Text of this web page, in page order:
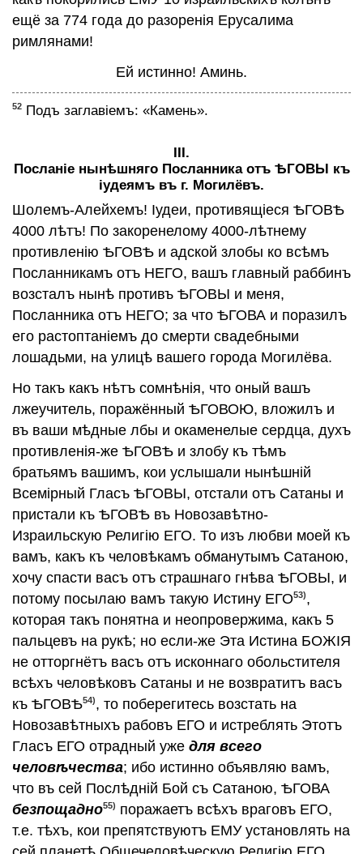
ещё за 774 года до разоренiя Ерусалима
римлянами!
Ей истинно! Аминь.
52 Подъ заглавiемъ: «Камень».
III.
Посланiе нынѣшняго Посланника отъ ѢГОВЫ къ
iудеямъ въ г. Могилёвъ.
Шолемъ-Алейхемъ! Iудеи, противящiеся ѢГОВѢ
4000 лѣтъ! По закоренелому 4000-лѣтнему
противленiю ѢГОВѢ и адской злобы ко всѣмъ
Посланникамъ отъ НЕГО, вашъ главный раббинъ
возсталъ нынѣ противъ ѢГОВЫ и меня,
Посланника отъ НЕГО; за что ѢГОВА и поразилъ
его растоптанiемъ до смерти свадебными
лошадьми, на улицѣ вашего города Могилёва.
Но такъ какъ нѣтъ сомнѣнiя, что оный вашъ
лжеучитель, поражённый ѢГОВОЮ, вложилъ и
въ ваши мѣдные лбы и окаменелые сердца, духъ
противленiя-же ѢГОВѢ и злобу къ тѣмъ
братьямъ вашимъ, кои услышали нынѣшнiй
Всемiрный Гласъ ѢГОВЫ, отстали отъ Сатаны и
пристали къ ѢГОВѢ въ Новозавѣтно-
Израильскую Религiю ЕГО. То изъ любви моей къ
вамъ, какъ къ человѣкамъ обманутымъ Сатаною,
хочу спасти васъ отъ страшнаго гнѣва ѢГОВЫ, и
потому посылаю вамъ такую Истину ЕГО53),
которая такъ понятна и неопровержима, какъ 5
пальцевъ на рукѣ; но если-же Эта Истина БОЖIЯ
не отторгнётъ васъ отъ исконнаго обольстителя
всѣхъ человѣковъ Сатаны и не возвратитъ васъ
къ ѢГОВѢ54), то поберегитесь возстать на
Новозавѣтныхъ рабовъ ЕГО и истреблять Этотъ
Гласъ ЕГО отрадный уже для всего
человѣчества; ибо истинно объявляю вамъ,
что въ сей Послѣднiй Бой съ Сатаною, ѢГОВА
безпощадно55) поражаетъ всѣхъ враговъ ЕГО,
т.е. тѣхъ, кои препятствуютъ ЕМУ установлять на